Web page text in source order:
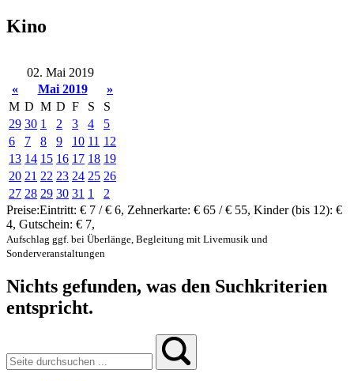
Kino
02. Mai 2019
«
Mai 2019
»
M D M D F S
S
29 30 1 2 3 4
5
6
7 8 9 10 11 12
13 14 15 16 17 18 19
20 21 22 23 24 25 26
27 28 29 30 31 1
2
Preise:Eintritt: € 7 / € 6, Zehnerkarte: € 65 / € 55, Kinder (bis 12): €
4, Gutschein: € 7,
Aufschlag ggf. bei Überlänge, Begleitung mit Livemusik und
Sonderveranstaltungen
Nichts gefunden, was den Suchkriterien
entspricht.